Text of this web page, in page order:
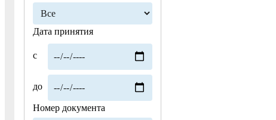
Дата принятия
с
до
Номер документа